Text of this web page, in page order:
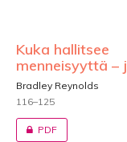
Kuka hallitsee
menneisyyttä –
Bradley Reynolds
116–125
PDF